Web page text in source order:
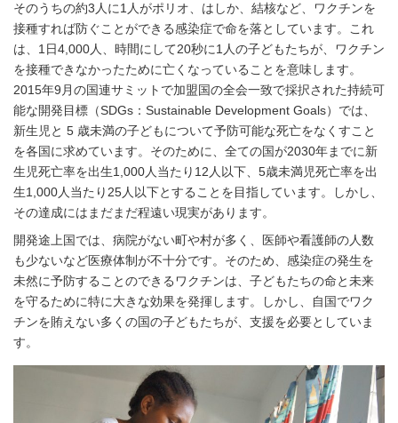
そのうちの約3人に1人がポリオ、はしか、結核など、ワクチンを
接種すれば防ぐことができる感染症で命を落としています。これ
は、1日4,000人、時間にして20秒に1人の子どもたちが、ワクチン
を接種できなかったために亡くなっていることを意味します。
2015年9月の国連サミットで加盟国の全会一致で採択された持続可
能な開発目標（SDGs：Sustainable Development Goals）では、
新生児と 5 歳未満の子どもについて予防可能な死亡をなくすこと
を各国に求めています。そのために、全ての国が2030年までに新
生児死亡率を出生1,000人当たり12人以下、5歳未満児死亡率を出
生1,000人当たり25人以下とすることを目指しています。しかし、
その達成にはまだまだ程遠い現実があります。
開発途上国では、病院がない町や村が多く、医師や看護師の人数
も少ないなど医療体制が不十分です。そのため、感染症の発生を
未然に予防することのできるワクチンは、子どもたちの命と未来
を守るために特に大きな効果を発揮します。しかし、自国でワク
チンを賄えない多くの国の子どもたちが、支援を必要としていま
す。